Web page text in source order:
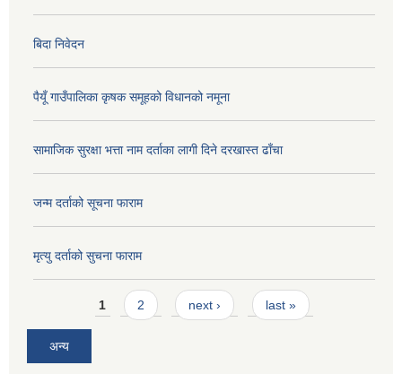
बिदा निवेदन
पैयूँ गाउँपालिका कृषक समूहको विधानको नमूना
सामाजिक सुरक्षा भत्ता नाम दर्ताका लागी दिने दरखास्त ढाँचा
जन्म दर्ताको सूचना फाराम
मृत्यु दर्ताको सुचना फाराम
Pages1 2 next › last »
अन्य